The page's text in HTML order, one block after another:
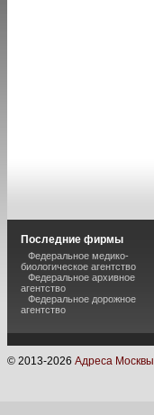
Последние фирмы
Федеральное медико-
биологическое агентство
Федеральное архивное
агентство
Федеральное дорожное
агентство
© 2013-2026 Адреса Москвы